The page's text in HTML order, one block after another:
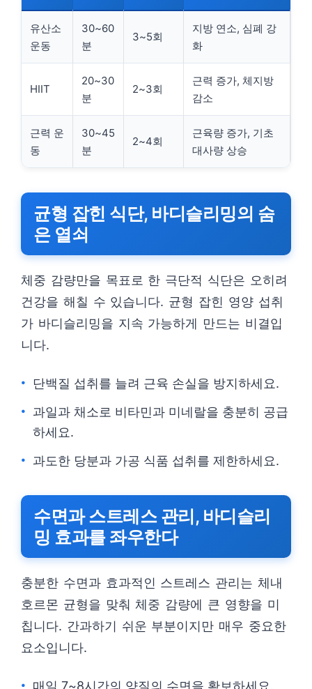
유산소
운동
30~60
분
3~5회
지방 연소, 심폐 강
화
HIIT
20~30
분
2~3회
근력 증가, 체지방
감소
근력 운
동
30~45
분
2~4회
근육량 증가, 기초
대사량 상승
균형 잡힌 식단, 바디슬리밍의 숨
은 열쇠
체중 감량만을 목표로 한 극단적 식단은 오히려
건강을 해칠 수 있습니다. 균형 잡힌 영양 섭취
가 바디슬리밍을 지속 가능하게 만드는 비결입
니다.
단백질 섭취를 늘려 근육 손실을 방지하세요.
과일과 채소로 비타민과 미네랄을 충분히 공급
하세요.
과도한 당분과 가공 식품 섭취를 제한하세요.
수면과 스트레스 관리, 바디슬리
밍 효과를 좌우한다
충분한 수면과 효과적인 스트레스 관리는 체내
호르몬 균형을 맞춰 체중 감량에 큰 영향을 미
칩니다. 간과하기 쉬운 부분이지만 매우 중요한
요소입니다.
매일 7~8시간의 양질의 수면을 확보하세요.